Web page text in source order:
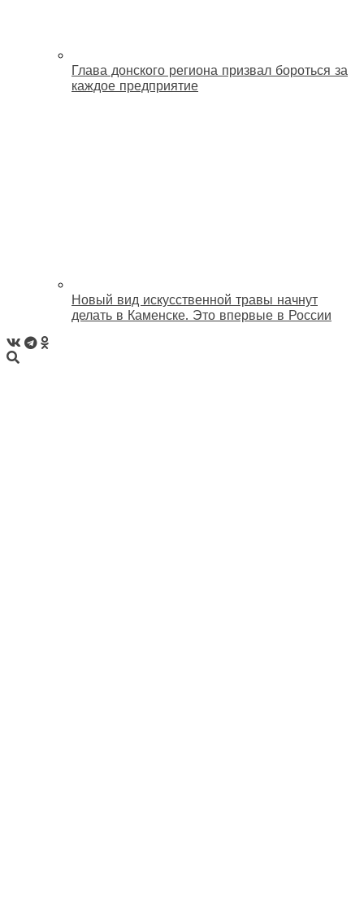
Глава донского региона призвал бороться за
каждое предприятие
Новый вид искусственной травы начнут
делать в Каменске. Это впервые в России